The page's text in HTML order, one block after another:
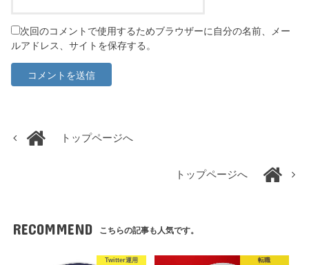
次回のコメントで使用するためブラウザーに自分の名前、メー
ルアドレス、サイトを保存する。
トップページへ
トップページへ
RECOMMEND こちらの記事も人気です。
Twitter運用 転職